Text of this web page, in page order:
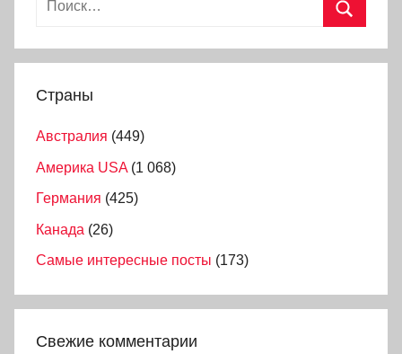
Страны
Австралия (449)
Америка USA(1 068)
Германия (425)
Канада (26)
Самые интересные посты (173)
Свежие комментарии